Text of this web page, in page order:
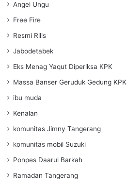
Angel Ungu
Free Fire
Resmi Rilis
Jabodetabek
Eks Menag Yaqut Diperiksa KPK
Massa Banser Geruduk Gedung KPK
ibu muda
Kenalan
komunitas Jimny Tangerang
komunitas mobil Suzuki
Ponpes Daarul Barkah
Ramadan Tangerang